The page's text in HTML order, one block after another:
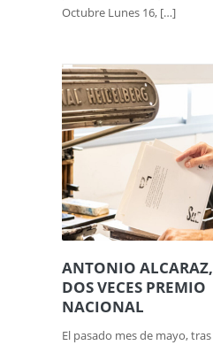
Octubre Lunes 16, […]
ANTONIO ALCARAZ,
DOS VECES PREMIO
NACIONAL
El pasado mes de mayo, tras